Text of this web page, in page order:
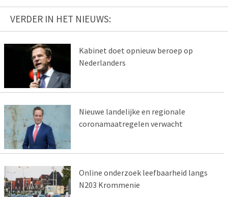
VERDER IN HET NIEUWS:
Kabinet doet opnieuw beroep op
Nederlanders
Nieuwe landelijke en regionale
coronamaatregelen verwacht
Online onderzoek leefbaarheid langs
N203 Krommenie